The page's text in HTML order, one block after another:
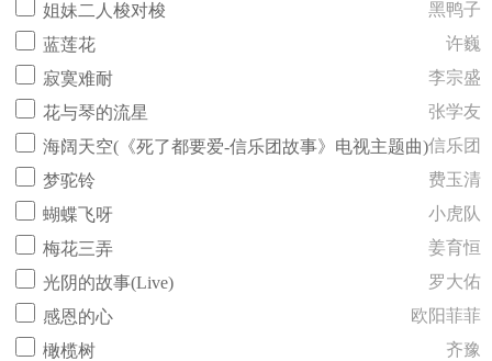
姐妹二人梭对梭
黑鸭子
蓝莲花
许巍
寂寞难耐
李宗盛
花与琴的流星
张学友
海阔天空(《死了都要爱-信乐团故事》电视主题曲)信乐团
梦驼铃
费玉清
蝴蝶飞呀
小虎队
梅花三弄
姜育恒
光阴的故事(Live)
罗大佑
感恩的心
欧阳菲菲
橄榄树
齐豫